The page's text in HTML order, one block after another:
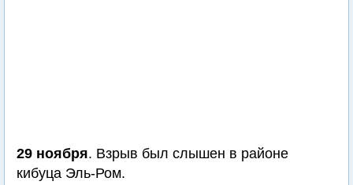
29 ноября. Взрыв был слышен в районе
кибуца Эль-Ром.